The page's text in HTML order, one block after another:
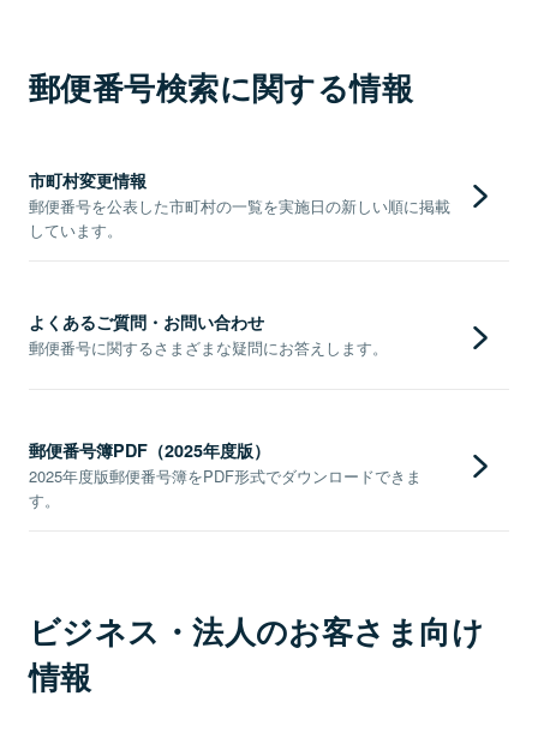
郵便番号検索に関する情報
市町村変更情報
郵便番号を公表した市町村の一覧を実施日の新しい順に掲載
しています。
よくあるご質問・お問い合わせ
郵便番号に関するさまざまな疑問にお答えします。
郵便番号簿PDF（2025年度版）
2025年度版郵便番号簿をPDF形式でダウンロードできま
す。
ビジネス・法人のお客さま向け
情報